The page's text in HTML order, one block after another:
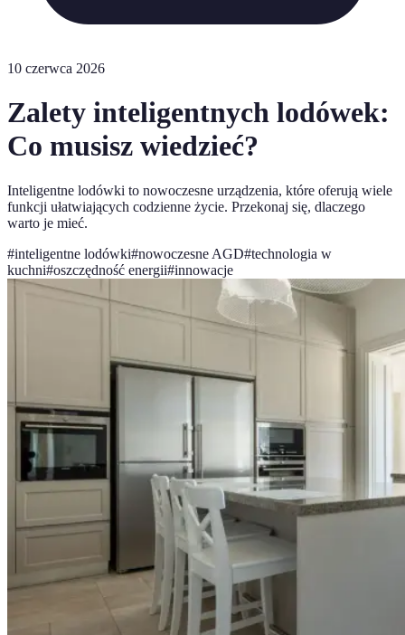
10 czerwca 2026
Zalety inteligentnych lodówek:
Co musisz wiedzieć?
Inteligentne lodówki to nowoczesne urządzenia, które oferują wiele
funkcji ułatwiających codzienne życie. Przekonaj się, dlaczego
warto je mieć.
#inteligentne lodówki#nowoczesne AGD#technologia w
kuchni#oszczędność energii#innowacje